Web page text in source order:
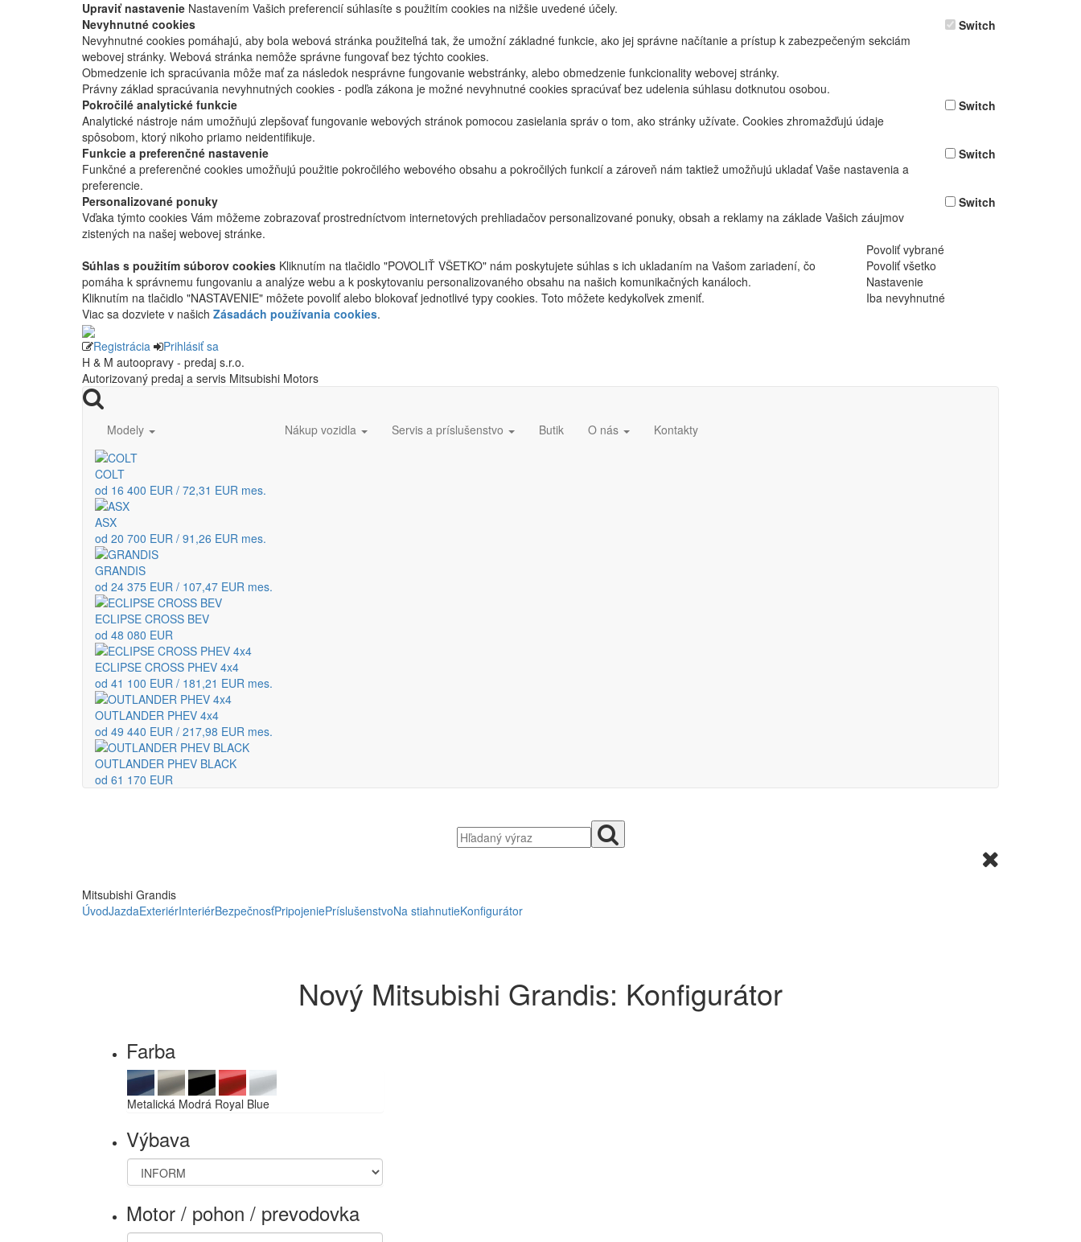
Upraviť nastavenie Nastavením Vašich preferencií súhlasíte s použitím cookies na nižšie uvedené účely.
Nevyhnutné cookies
Nevyhnutné cookies pomáhajú, aby bola webová stránka použiteľná tak, že umožní základné funkcie, ako jej správne načítanie a prístup k zabezpečeným sekciám
webovej stránky. Webová stránka nemôže správne fungovať bez týchto cookies.
Obmedzenie ich spracúvania môže mať za následok nesprávne fungovanie webstránky, alebo obmedzenie funkcionality webovej stránky.
Právny základ spracúvania nevyhnutných cookies - podľa zákona je možné nevyhnutné cookies spracúvať bez udelenia súhlasu dotknutou osobou.
Switch
Pokročilé analytické funkcie
Analytické nástroje nám umožňujú zlepšovať fungovanie webových stránok pomocou zasielania správ o tom, ako stránky užívate. Cookies zhromažďujú údaje
spôsobom, ktorý nikoho priamo neidentifikuje.
Switch
Funkcie a preferenčné nastavenie
Funkčné a preferenčné cookies umožňujú použitie pokročilého webového obsahu a pokročilých funkcií a zároveň nám taktiež umožňujú ukladať Vaše nastavenia a
preferencie.
Switch
Personalizované ponuky
Vďaka týmto cookies Vám môžeme zobrazovať prostredníctvom internetových prehliadačov personalizované ponuky, obsah a reklamy na základe Vašich záujmov
zistených na našej webovej stránke.
Switch
Povoliť vybrané
Súhlas s použitím súborov cookies Kliknutím na tlačidlo "POVOLIŤ VŠETKO" nám poskytujete súhlas s ich ukladaním na Vašom zariadení, čo
pomáha k správnemu fungovaniu a analýze webu a k poskytovaniu personalizovaného obsahu na našich komunikačných kanáloch.
Kliknutím na tlačidlo "NASTAVENIE" môžete povoliť alebo blokovať jednotlivé typy cookies. Toto môžete kedykoľvek zmeniť.
Viac sa dozviete v našich Zásadách používania cookies.
Povoliť všetko
Nastavenie
Iba nevyhnutné
Registrácia
Prihlásiť sa
H & M autoopravy - predaj s.r.o.
Autorizovaný predaj a servis Mitsubishi Motors
Modely
COLT
od 16 400 EUR / 72,31 EUR mes.
ASX
od 20 700 EUR / 91,26 EUR mes.
GRANDIS
od 24 375 EUR / 107,47 EUR mes.
ECLIPSE CROSS BEV
od 48 080 EUR
ECLIPSE CROSS PHEV 4x4
od 41 100 EUR / 181,21 EUR mes.
OUTLANDER PHEV 4x4
od 49 440 EUR / 217,98 EUR mes.
OUTLANDER PHEV BLACK
od 61 170 EUR
Nákup vozidla Servis a príslušenstvo Butik O nás Kontakty
Mitsubishi Grandis
ÚvodJazdaExteriérInteriérBezpečnosťPripojeniePríslušenstvoNa stiahnutieKonfigurátor
Nový Mitsubishi Grandis: Konfigurátor
Farba
Metalická Modrá Royal Blue
Výbava
Motor / pohon / prevodovka